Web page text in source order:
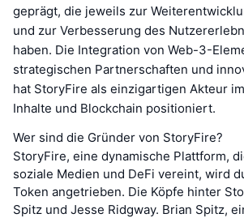
geprägt, die jeweils zur
und zur Verbesserung des
haben. Die Integration von Web-3-
strategischen Partnerschaften und
hat StoryFire als einzigartigen Akteur
Inhalte und Blockchain positioniert.
Wer sind die Gründer von StoryFire?
StoryFire, eine dynamische Plattform,
soziale Medien und DeFi vereint, wird
Token angetrieben. Die Köpfe hinter
Spitz und Jesse Ridgway. Brian Spitz,